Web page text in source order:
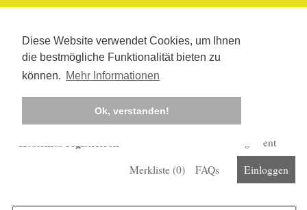
Diese Website verwendet Cookies, um Ihnen
die bestmögliche Funktionalität bieten zu
können. Mehr Informationen
Ok, verstanden!
Kostenlos registrieren
Corona-Management
Merkliste (0) FAQs Einloggen